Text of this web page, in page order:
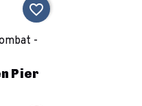
favorite_border
Pier